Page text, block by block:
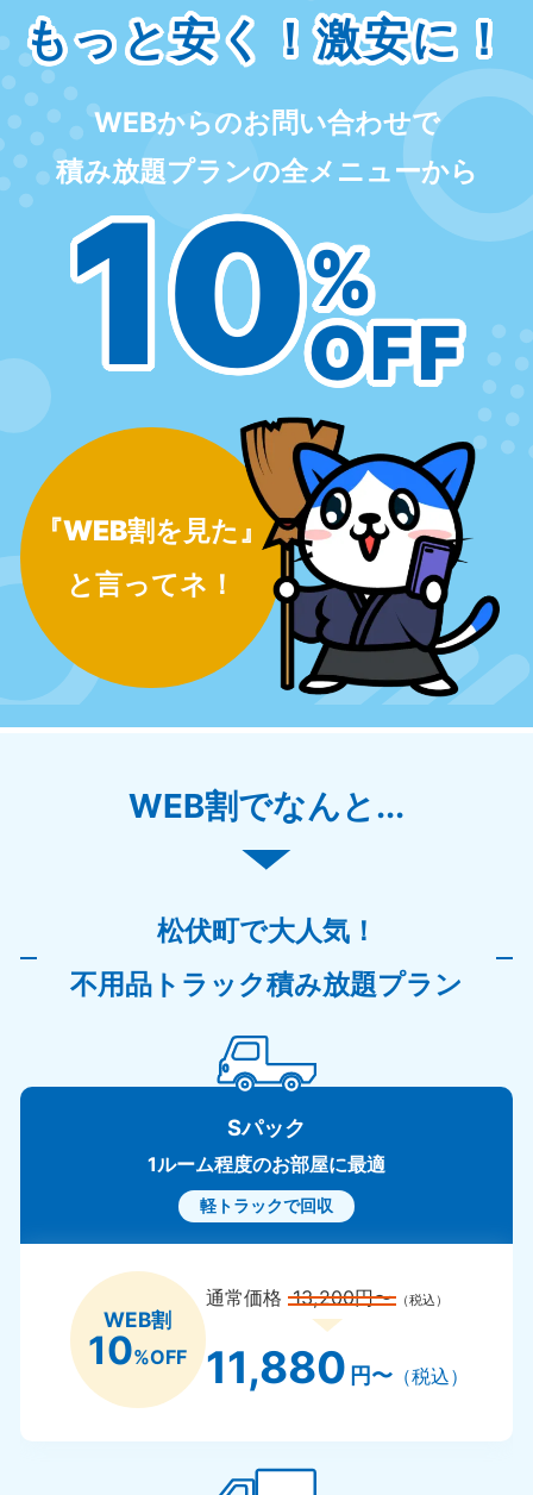
もっと安く！激安に！
WEBからのお問い合わせで
積み放題プランの全メニューから
10%
OFF
『WEB割を見た』
と言ってネ！
WEB割でなんと...
松伏町で大人気！
不用品トラック積み放題プラン
Sパック
1ルーム程度のお部屋に最適
軽トラックで回収
WEB割
10%OFF
通常価格13,200円〜 （税込）
11,880 円〜（税込）